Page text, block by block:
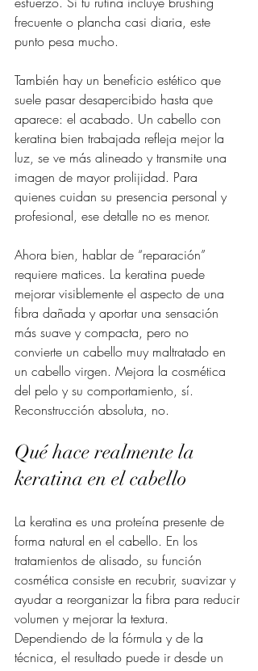
frecuente o plancha casi diaria, este
punto pesa mucho.
También hay un beneficio estético que
suele pasar desapercibido hasta que
aparece: el acabado. Un cabello con
keratina bien trabajada refleja mejor la
luz, se ve más alineado y transmite una
imagen de mayor prolijidad. Para
quienes cuidan su presencia personal y
profesional, ese detalle no es menor.
Ahora bien, hablar de “reparación”
requiere matices. La keratina puede
mejorar visiblemente el aspecto de una
fibra dañada y aportar una sensación
más suave y compacta, pero no
convierte un cabello muy maltratado en
un cabello virgen. Mejora la cosmética
del pelo y su comportamiento, sí.
Reconstrucción absoluta, no.
Qué hace realmente la
keratina en el cabello
La keratina es una proteína presente de
forma natural en el cabello. En los
tratamientos de alisado, su función
cosmética consiste en recubrir, suavizar y
ayudar a reorganizar la fibra para reducir
volumen y mejorar la textura.
Dependiendo de la fórmula y de la
técnica, el resultado puede ir desde un